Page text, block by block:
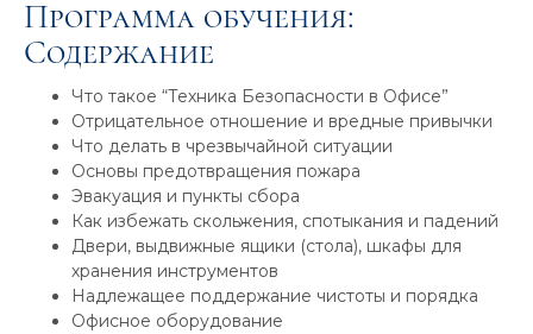
Программа обучения:
Содержание
Что такое “Техника Безопасности в Офисе”
Отрицательное отношение и вредные привычки
Что делать в чрезвычайной ситуации
Основы предотвращения пожара
Эвакуация и пункты сбора
Как избежать скольжения, спотыкания и падений
Двери, выдвижные ящики (стола), шкафы для
хранения инструментов
Надлежащее поддержание чистоты и порядка
Офисное оборудование